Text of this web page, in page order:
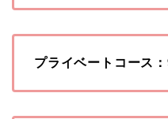
プライベートコース：